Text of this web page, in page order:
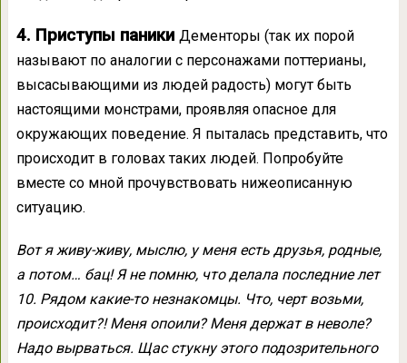
4. Приступы паники Дементоры (так их порой
называют по аналогии с персонажами поттерианы,
высасывающими из людей радость) могут быть
настоящими монстрами, проявляя опасное для
окружающих поведение. Я пыталась представить, что
происходит в головах таких людей. Попробуйте
вместе со мной прочувствовать нижеописанную
ситуацию.
Вот я живу-живу, мыслю, у меня есть друзья, родные,
а потом… бац! Я не помню, что делала последние лет
10. Рядом какие-то незнакомцы. Что, черт возьми,
происходит?! Меня опоили? Меня держат в неволе?
Надо вырваться. Щас стукну этого подозрительного